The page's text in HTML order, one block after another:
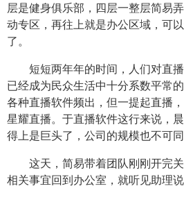
层是健身俱乐部，四层一整层简易
动专区，再往上就是办公区域，可
了。
短短两年年的时间，人们对直
已经成为民众生活中十分系数平常
各种直播软件频出，但一提起直播
星耀直播。于直播软件这行来说，
得上是巨头了，公司的规模也不可同
这天，简易带着团队刚刚开完
相关事宜回到办公室，就听见助理说